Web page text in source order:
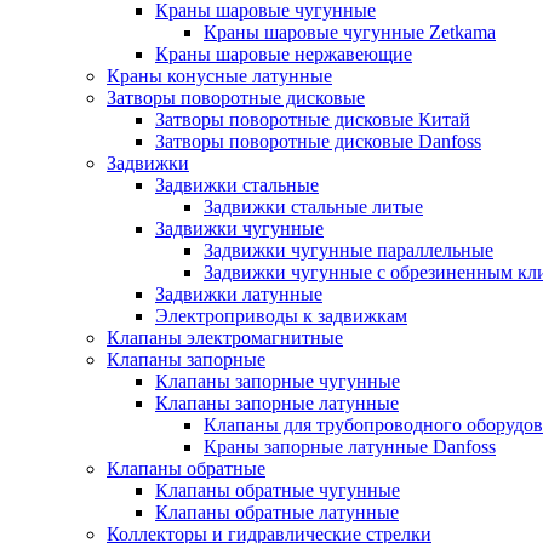
Краны шаровые чугунные
Краны шаровые чугунные Zetkama
Краны шаровые нержавеющие
Краны конусные латунные
Затворы поворотные дисковые
Затворы поворотные дисковые Китай
Затворы поворотные дисковые Danfoss
Задвижки
Задвижки стальные
Задвижки стальные литые
Задвижки чугунные
Задвижки чугунные параллельные
Задвижки чугунные с обрезиненным
Задвижки латунные
Электроприводы к задвижкам
Клапаны электромагнитные
Клапаны запорные
Клапаны запорные чугунные
Клапаны запорные латунные
Клапаны для трубопроводного
Краны запорные латунные Danfoss
Клапаны обратные
Клапаны обратные чугунные
Клапаны обратные латунные
Коллекторы и гидравлические стрелки